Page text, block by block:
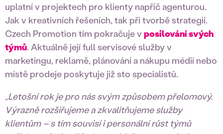
uplatní v projektech pro klienty napříč agenturou.
Jak v kreativních řešeních, tak při tvorbě strategií.
Czech Promotion tím pokračuje v posilování svých
týmů. Aktuálně její full servisové služby v
marketingu, reklamě, plánování a nákupu médií nebo
místě prodeje poskytuje již sto specialistů.
„Letošní rok je pro nás svým způsobem přelomový.
Výrazně rozšiřujeme a zkvalitňujeme služby
klientům – s tím souvisí i personální růst týmů